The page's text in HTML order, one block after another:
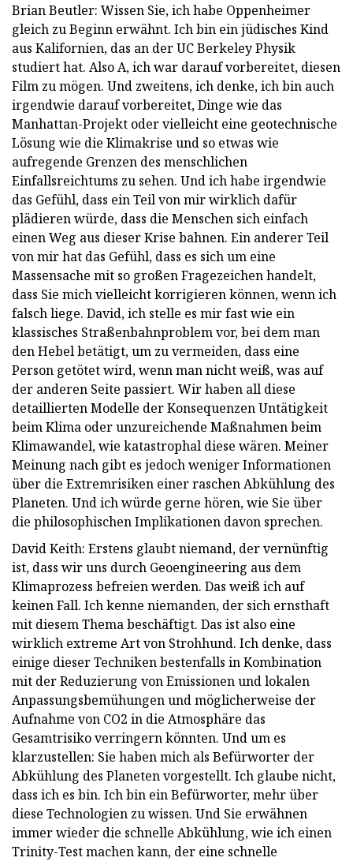
Brian Beutler: Wissen Sie, ich habe Oppenheimer
gleich zu Beginn erwähnt. Ich bin ein jüdisches Kind
aus Kalifornien, das an der UC Berkeley Physik
studiert hat. Also A, ich war darauf vorbereitet, diesen
Film zu mögen. Und zweitens, ich denke, ich bin auch
irgendwie darauf vorbereitet, Dinge wie das
Manhattan-Projekt oder vielleicht eine geotechnische
Lösung wie die Klimakrise und so etwas wie
aufregende Grenzen des menschlichen
Einfallsreichtums zu sehen. Und ich habe irgendwie
das Gefühl, dass ein Teil von mir wirklich dafür
plädieren würde, dass die Menschen sich einfach
einen Weg aus dieser Krise bahnen. Ein anderer Teil
von mir hat das Gefühl, dass es sich um eine
Massensache mit so großen Fragezeichen handelt,
dass Sie mich vielleicht korrigieren können, wenn ich
falsch liege. David, ich stelle es mir fast wie ein
klassisches Straßenbahnproblem vor, bei dem man
den Hebel betätigt, um zu vermeiden, dass eine
Person getötet wird, wenn man nicht weiß, was auf
der anderen Seite passiert. Wir haben all diese
detaillierten Modelle der Konsequenzen Untätigkeit
beim Klima oder unzureichende Maßnahmen beim
Klimawandel, wie katastrophal diese wären. Meiner
Meinung nach gibt es jedoch weniger Informationen
über die Extremrisiken einer raschen Abkühlung des
Planeten. Und ich würde gerne hören, wie Sie über
die philosophischen Implikationen davon sprechen.
David Keith: Erstens glaubt niemand, der vernünftig
ist, dass wir uns durch Geoengineering aus dem
Klimaprozess befreien werden. Das weiß ich auf
keinen Fall. Ich kenne niemanden, der sich ernsthaft
mit diesem Thema beschäftigt. Das ist also eine
wirklich extreme Art von Strohhund. Ich denke, dass
einige dieser Techniken bestenfalls in Kombination
mit der Reduzierung von Emissionen und lokalen
Anpassungsbemühungen und möglicherweise der
Aufnahme von CO2 in die Atmosphäre das
Gesamtrisiko verringern könnten. Und um es
klarzustellen: Sie haben mich als Befürworter der
Abkühlung des Planeten vorgestellt. Ich glaube nicht,
dass ich es bin. Ich bin ein Befürworter, mehr über
diese Technologien zu wissen. Und Sie erwähnen
immer wieder die schnelle Abkühlung, wie ich einen
Trinity-Test machen kann, der eine schnelle